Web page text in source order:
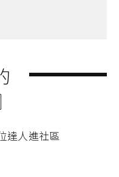
達人進社區